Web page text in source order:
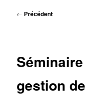
principal
Navigation
← Précédent
gestion